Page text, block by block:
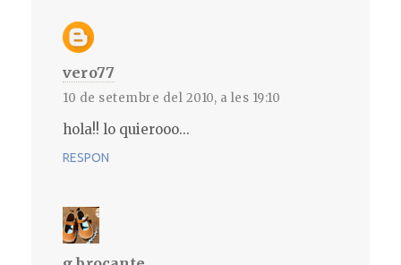
vero77
10 de setembre del 2010, a les 19:10
hola!! lo quierooo...
RESPON